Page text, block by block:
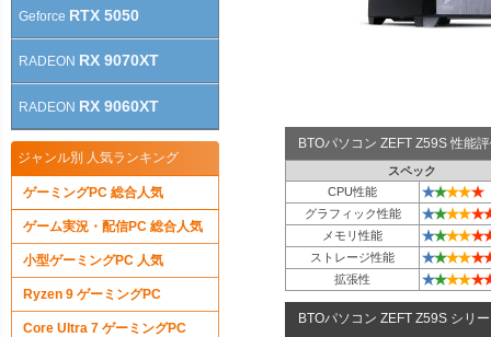
BTOパソコン ZEFT Z59S 性能
スペック
CPU性能
★★★★★
グラフィック性能 ★★★★★
メモリ性能 ★★★★★
ストレージ性能 ★★★★★
拡張性 ★★★★★
BTOパソコン ZEFT Z59S シリ
Geforce RTX 5050
RADEON RX 9070XT
RADEON RX 9060XT
ジャンル別 人気ランキング
ゲーミングPC 総合人気
ゲーム実況・配信PC 総合人気
小型ゲーミングPC 人気
Ryzen 9 ゲーミングPC
Core Ultra 7 ゲーミングPC